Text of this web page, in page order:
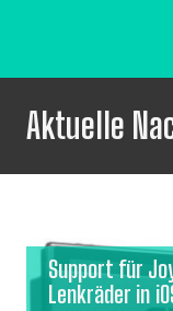
Aktuelle
Support für
Lenkräder in